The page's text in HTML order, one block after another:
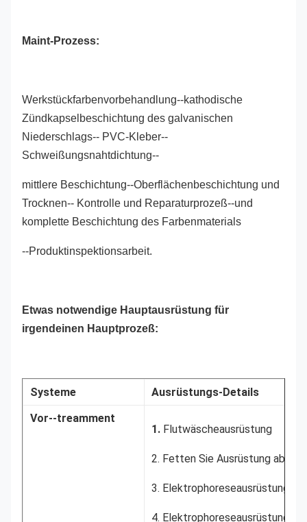
Maint-Prozess:
Werkstückfarbenvorbehandlung--kathodische
Zündkapselbeschichtung des galvanischen
Niederschlags-- PVC-Kleber--
Schweißungsnahtdichtung--
mittlere Beschichtung--Oberflächenbeschichtung und
Trocknen-- Kontrolle und Reparaturprozeß--und
komplette Beschichtung des Farbenmaterials
--Produktinspektionsarbeit.
Etwas notwendige Hauptausrüstung für
irgendeinen Hauptprozeß:
Systeme
Ausrüstungs-Details
Vor--treamment
1. Flutwäscheausrüstung
2. Fetten Sie Ausrüstung ab
3. Elektrophoreseausrüstung
4. Elektrophoreseausrüstung